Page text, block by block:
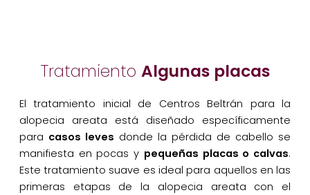
Tratamiento Algunas placas
El tratamiento inicial de Centros Beltrán para la
alopecia areata está diseñado específicamente
para casos leves donde la pérdida de cabello se
manifiesta en pocas y pequeñas placas o calvas.
Este tratamiento suave es ideal para aquellos en las
primeras etapas de la alopecia areata con el